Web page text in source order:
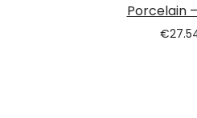
Porcelain
€